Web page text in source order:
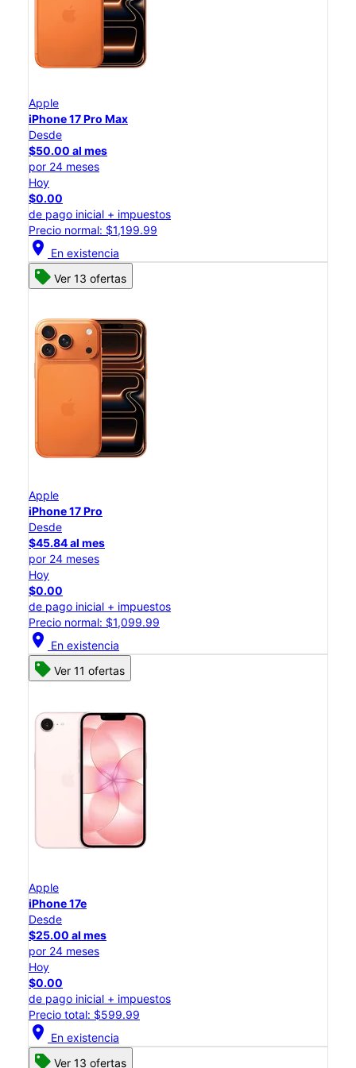
Apple
iPhone 17 Pro Max
Desde
$50.00 al mes
por 24 meses
Hoy
$0.00
de pago inicial + impuestos
Precio normal: $1,199.99
location_on En existencia
Ver 13 ofertas
Apple
iPhone 17 Pro
Desde
$45.84 al mes
por 24 meses
Hoy
$0.00
de pago inicial + impuestos
Precio normal: $1,099.99
location_on En existencia
Ver 11 ofertas
Apple
iPhone 17e
Desde
$25.00 al mes
por 24 meses
Hoy
$0.00
de pago inicial + impuestos
Precio total: $599.99
location_on En existencia
Ver 13 ofertas